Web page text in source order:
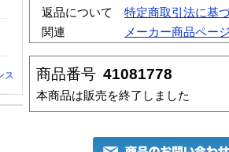
返品について
特定商取引法に基
関連
メーカー商品ペー
商品番号 41081778
本商品は販売を終了しました
ス